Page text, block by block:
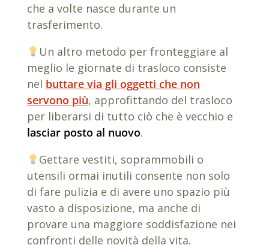
che a volte nasce durante un
trasferimento.
Un altro metodo per fronteggiare al
meglio le giornate di trasloco consiste
nel buttare via gli oggetti che non
servono più, approfittando del trasloco
per liberarsi di tutto ciò che è vecchio e
lasciar posto al nuovo.
Gettare vestiti, soprammobili o
utensili ormai inutili consente non solo
di fare pulizia e di avere uno spazio più
vasto a disposizione, ma anche di
provare una maggiore soddisfazione nei
confronti delle novità della vita.